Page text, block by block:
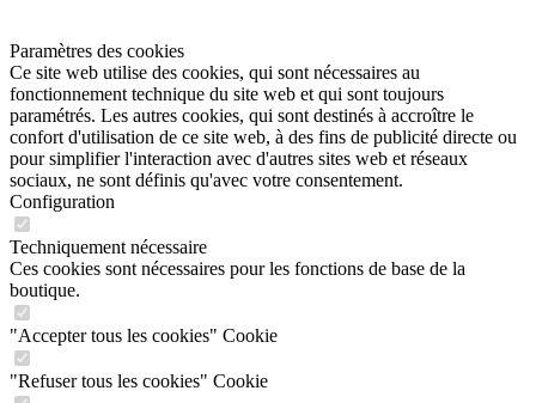
Paramètres des cookies
Ce site web utilise des cookies, qui sont nécessaires au
fonctionnement technique du site web et qui sont toujours
paramétrés. Les autres cookies, qui sont destinés à accroître le
confort d'utilisation de ce site web, à des fins de publicité directe ou
pour simplifier l'interaction avec d'autres sites web et réseaux
sociaux, ne sont définis qu'avec votre consentement.
Configuration
Techniquement nécessaire
Ces cookies sont nécessaires pour les fonctions de base de la
boutique.
"Accepter tous les cookies" Cookie
"Refuser tous les cookies" Cookie